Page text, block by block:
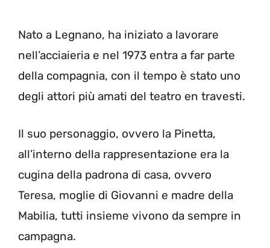
Nato a Legnano, ha iniziato a lavorare
nell’acciaieria e nel 1973 entra a far parte
della compagnia, con il tempo è stato uno
degli attori più amati del teatro en travesti.
Il suo personaggio, ovvero la Pinetta,
all’interno della rappresentazione era la
cugina della padrona di casa, ovvero
Teresa, moglie di Giovanni e madre della
Mabilia, tutti insieme vivono da sempre in
campagna.